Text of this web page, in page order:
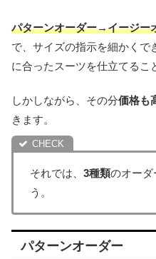
パターンオーダー→イージー
で、サイズの指示を細かくで
に合ったスーツを仕立てるこ
しかしながら、その分価格も
きます。
それでは、 3種類のオーダ
う。
パターンオーダー